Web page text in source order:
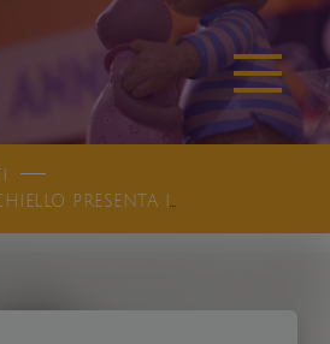
PAOLO BORZACCHIELLO PRESENTA INCANTALI TUTTI